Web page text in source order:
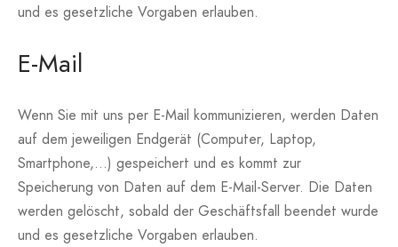
und es gesetzliche Vorgaben erlauben.
E-Mail
Wenn Sie mit uns per E-Mail kommunizieren, werden Daten
auf dem jeweiligen Endgerät (Computer, Laptop,
Smartphone,…) gespeichert und es kommt zur
Speicherung von Daten auf dem E-Mail-Server. Die Daten
werden gelöscht, sobald der Geschäftsfall beendet wurde
und es gesetzliche Vorgaben erlauben.